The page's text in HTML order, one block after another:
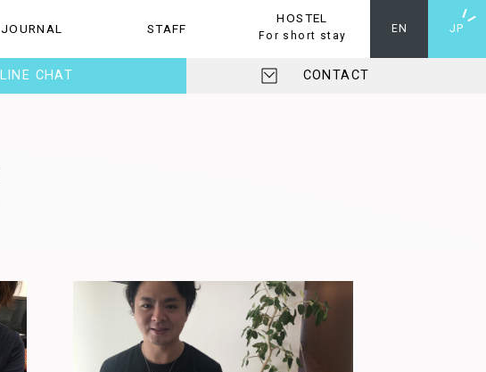
JOURNAL STAFF
TESENの人
HOSTEL
For short stay
ホステル EN JP
LINE CHAT CONTACT